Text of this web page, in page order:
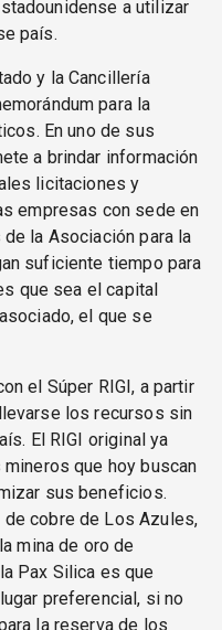
a utilizar
país.
y la Cancillería
para la
En uno de sus
a brindar información
licitaciones y
empresas con sede en
la Asociación para la
suficiente tiempo para
que sea el capital
el que se
el Súper RIGI, a partir
los recursos sin
El RIGI original ya
que hoy buscan
sus beneficios.
cobre de Los Azules,
mina de oro de
Pax Silica es que
preferencial, si no
la reserva de los